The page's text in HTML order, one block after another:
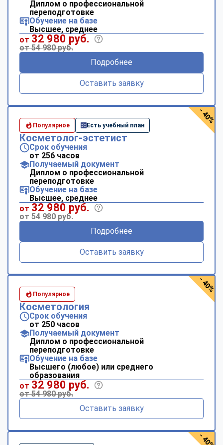
Диплом о профессиональной
переподготовке
Обучение на базе
Высшее, среднее
от 32 980 руб.
от 54 980 руб.
Подробнее
Оставить заявку
Популярное Есть учебный план
Косметолог-эстетист
Срок обучения
от 256 часов
Получаемый документ
Диплом о профессиональной
переподготовке
Обучение на базе
Высшее, среднее
от 32 980 руб.
от 54 980 руб.
Подробнее
Оставить заявку
- 40%
Популярное
Косметология
Срок обучения
от 250 часов
Получаемый документ
Диплом о профессиональной
переподготовке
Обучение на базе
Высшего (любое) или среднего
образования
от 32 980 руб.
от 54 980 руб.
Оставить заявку
- 40%
- 40%